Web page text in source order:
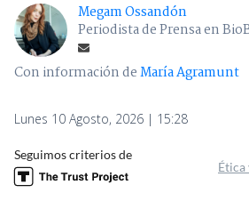
Megam Ossandón
Periodista de Prensa en
Con información deMaría Agramunt
Lunes 10 Agosto, 2026 | 15:28
Seguimos criterios de
Ética